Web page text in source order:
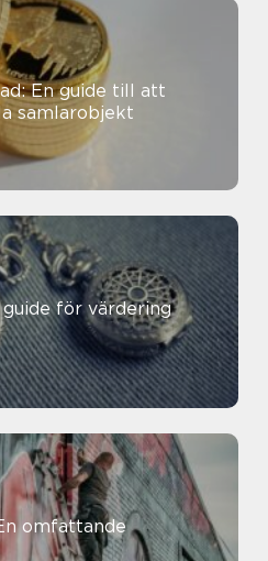
En guide till att
samlarobjekt
för värdering
omfattande